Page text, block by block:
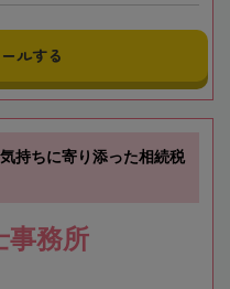
ルする
持ちに寄り添った相続税
事務所